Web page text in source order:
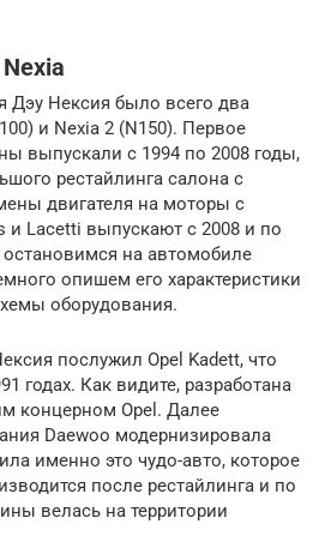
Дэу Нексия было всего два
и Nexia 2 (N150). Первое
выпускали с 1994 по 2008 годы,
рестайлинга салона с
двигателя на моторы с
и Lacetti выпускают с 2008 и по
на автомобиле
опишем его характеристики
оборудования.
послужил Opel Kadett, что
годах. Как видите, разработана
концерном Opel. Далее
Daewoo модернизировала
именно это чудо-авто, которое
после рестайлинга и по
велась на территории